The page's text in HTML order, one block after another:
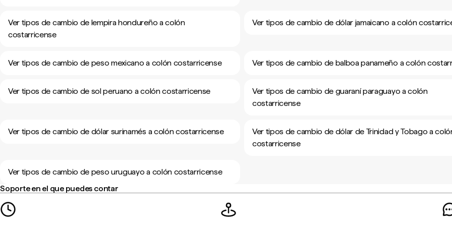
Ver tipos de cambio de lempira hondureño a colón
costarricense
Ver tipos de cambio de dólar jamaicano a colón
Ver tipos de cambio de peso mexicano a colón costarricense Ver tipos de cambio de balboa panameño a colón
Ver tipos de cambio de sol peruano a colón costarricense
Ver tipos de cambio de guaraní paraguayo a colón
costarricense
Ver tipos de cambio de dólar surinamés a colón costarricense
Ver tipos de cambio de dólar de Trinidad y Tobago a
costarricense
Ver tipos de cambio de peso uruguayo a colón costarricense
Soporte en el que puedes contar